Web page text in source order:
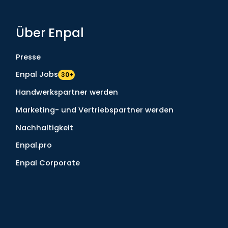
Über Enpal
Presse
Enpal Jobs 30+
Handwerkspartner werden
Marketing- und Vertriebspartner werden
Nachhaltigkeit
Enpal.pro
Enpal Corporate